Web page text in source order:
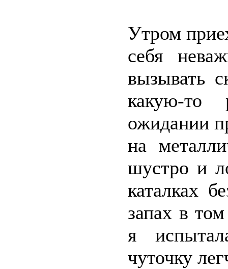
Утром
себя
вызывать
какую-то
ожидании
на
шустро и
каталках
запах в
я
чуточку